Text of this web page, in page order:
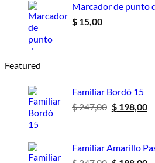
$
Marcador de punto
$ 15,00
Featured
Familiar Bordó 15
$247,00 El
$ 247,00.
$198,00El
es:
$
Familiar Amarillo